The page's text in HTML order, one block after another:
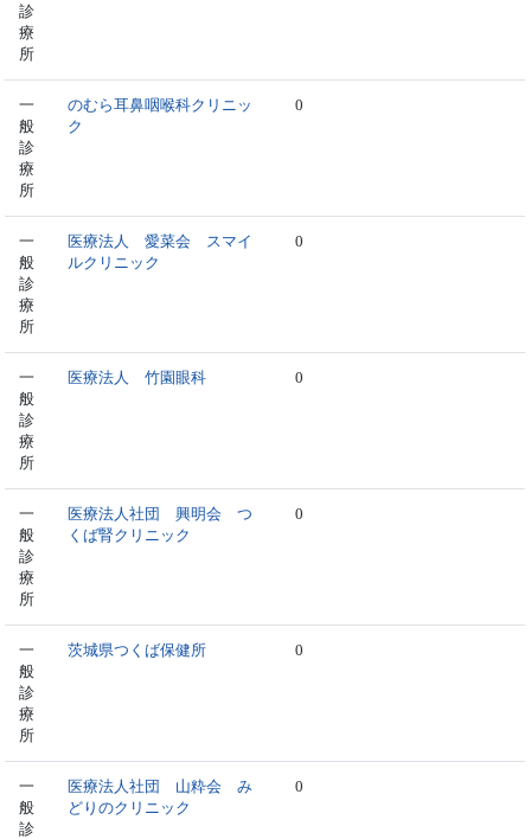
診
療
所
一
般
診
療
所
のむら耳鼻咽喉科クリニッ
ク
0
一
般
診
療
所
医療法人 愛菜会 スマイ
ルクリニック
0
一
般
診
療
所
医療法人 竹園眼科 0
一
般
診
療
所
医療法人社団 興明会 つ
くば腎クリニック
0
一
般
診
療
所
茨城県つくば保健所 0
一
般
診
医療法人社団 山粋会 み
どりのクリニック
0